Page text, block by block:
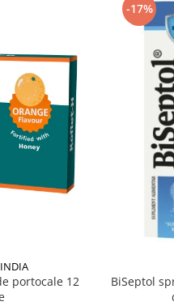
portocale 12
-17%
BiSeptol